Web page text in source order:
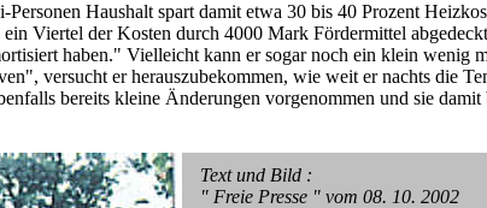
Haushalt spart damit etwa 30 bis 40 Prozent
Viertel der Kosten durch 4000 Mark Fördermittel
haben." Vielleicht kann er sogar noch ein klein wenig
versucht er herauszubekommen, wie weit er nachts die
bereits kleine Änderungen vorgenommen und sie damit
Text und Bild :
" Freie Presse " vom 08. 10. 2002